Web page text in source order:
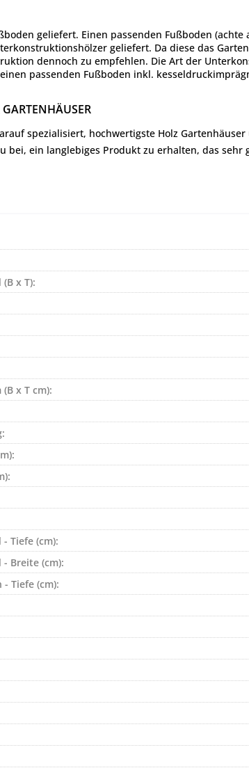
geliefert. Einen passenden Fußboden
geliefert. Da diese das
dennoch zu empfehlen. Die Art der
passenden Fußboden inkl.
spezialisiert, hochwertigste Holz
bei, ein langlebiges Produkt zu erhalten, das
x T):
x T cm):
Tiefe (cm):
Breite (cm):
Tiefe (cm):